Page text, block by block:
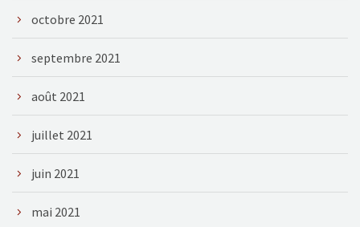
octobre 2021
septembre 2021
août 2021
juillet 2021
juin 2021
mai 2021